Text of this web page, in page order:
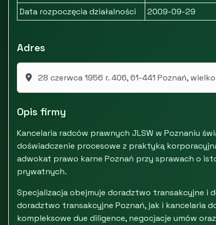
Data rozpoczęcia działalności
2009-09-29
Adres
28 czerwca 1956 r. 406, 61-441 Poznań,
Opis firmy
Kancelaria radców prawnych JLSW w Poznaniu
doświadczenie procesowe z praktyką
adwokat prawo karne Poznań przy sprawach o
prywatnych.
Specjalizacja obejmuje doradztwo transakcyjne i
doradztwo transakcyjne Poznań, jak i kancelaria
kompleksowe due diligence, negocjacje umów